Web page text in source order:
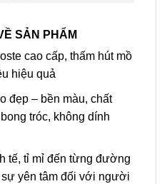
SẢN PHẨM
cao cấp, thấm hút mồ
hiệu quả
đẹp – bền màu, chất
tróc, không dính
tế, tỉ mỉ đến từng đường
sự yên tâm đối với người